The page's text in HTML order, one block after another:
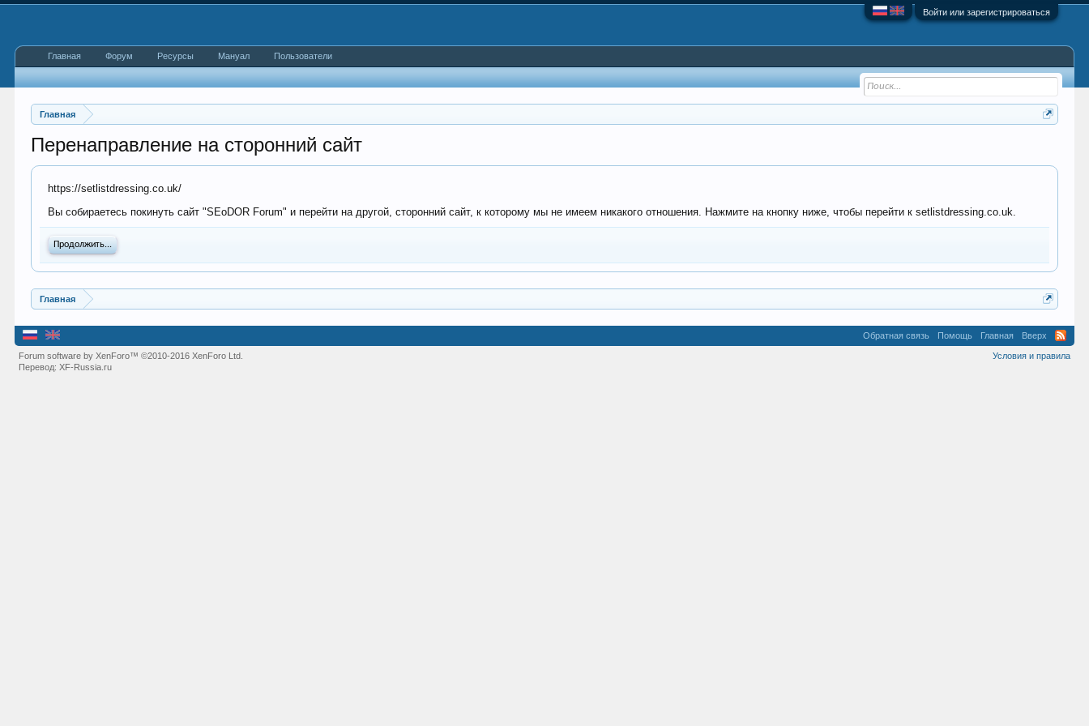
Войти или зарегистрироваться
Главная
Перенаправление на сторонний сайт
https://setlistdressing.co.uk/
Вы собираетесь покинуть сайт "SEoDOR Forum" и перейти на другой, сторонний сайт, к которому мы не имеем никакого отношения. Нажмите на кнопку ниже, чтобы перейти к setlistdressing.co.uk.
Продолжить...
Главная
Главная Форум Ресурсы Мануал Пользователи
Обратная связь Помощь Главная Вверх
Условия и правила
Forum software by XenForo™©2010-2016 XenForo Ltd.
Перевод:XF-Russia.ru